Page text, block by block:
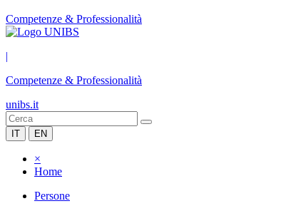
Competenze & Professionalità
|
Competenze & Professionalità
unibs.it
IT EN
×
Home
Persone